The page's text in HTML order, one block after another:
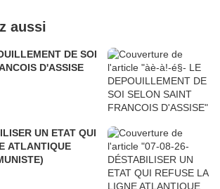
aussi
DE SOI
D'ASSISE
UN ETAT QUI
ATLANTIQUE